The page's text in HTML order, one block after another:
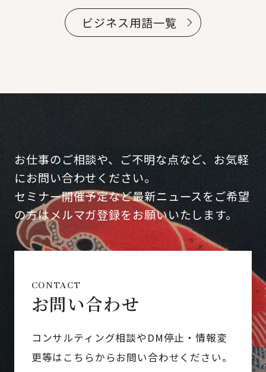
ビジネス用語一覧
お仕事のご相談や、ご不明な点など、お気軽
にお問い合わせください。
セミナー開催予定など最新ニュースをご希望
の方はメルマガ登録をお願いいたします。
CONTACT
お問い合わせ
コンサルティング相談やDM停止・情報変
更等はこちらからお問い合わせください。